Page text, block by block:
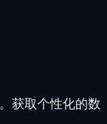
获取个性化的数